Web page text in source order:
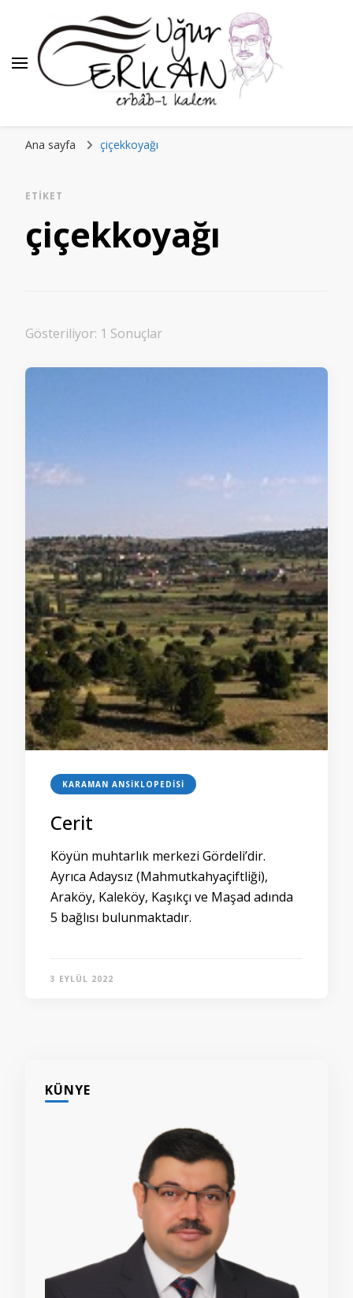
Ana sayfa çiçekkoyağı
ETIKET
çiçekkoyağı
Gösteriliyor: 1 Sonuçlar
KARAMAN ANSIKLOPEDISI
Cerit
Köyün muhtarlık merkezi Gördeli’dir.
Ayrıca Adaysız (Mahmutkahyaçiftliği),
Araköy, Kaleköy, Kaşıkçı ve Maşad adında
5 bağlısı bulunmaktadır.
3 EYLÜL 2022
KÜNYE